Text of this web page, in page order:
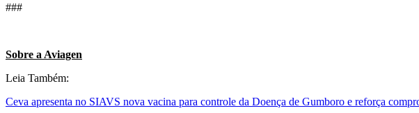
###
Sobre a Aviagen
Leia Também:
Ceva apresenta no SIAVS nova vacina para controle da Doença de Gumboro e reforça